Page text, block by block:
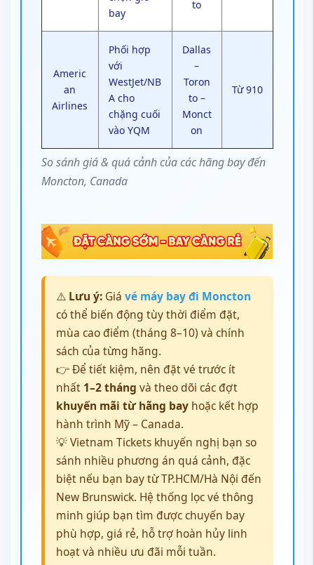
So sánh giá & quá cảnh của các hãng bay đến
Moncton, Canada
bay
to
Americ
an
Airlines
Phối hợp
với
WestJet/NB
A cho
chặng cuối
vào YQM
Dallas
–
Toron
to –
Monct
on
Từ 910
⚠️ Lưu ý:Giá vé máy bay đi Moncton
có thể biến động tùy thời điểm đặt,
mùa cao điểm (tháng 8–10) và chính
sách của từng hãng.
👉 Để tiết kiệm, nên đặt vé trước ít
nhất 1–2 tháng và theo dõi các đợt
khuyến mãi từ hãng bayhoặc kết hợp
hành trình Mỹ – Canada.
💡 Vietnam Tickets khuyến nghị bạn so
sánh nhiều phương án quá cảnh, đặc
biệt nếu bạn bay từ TP.HCM/Hà Nội đến
New Brunswick. Hệ thống lọc vé thông
minh giúp bạn tìm được chuyến bay
phù hợp, giá rẻ, hỗ trợ hoàn hủy linh
hoạt và nhiều ưu đãi mỗi tuần.